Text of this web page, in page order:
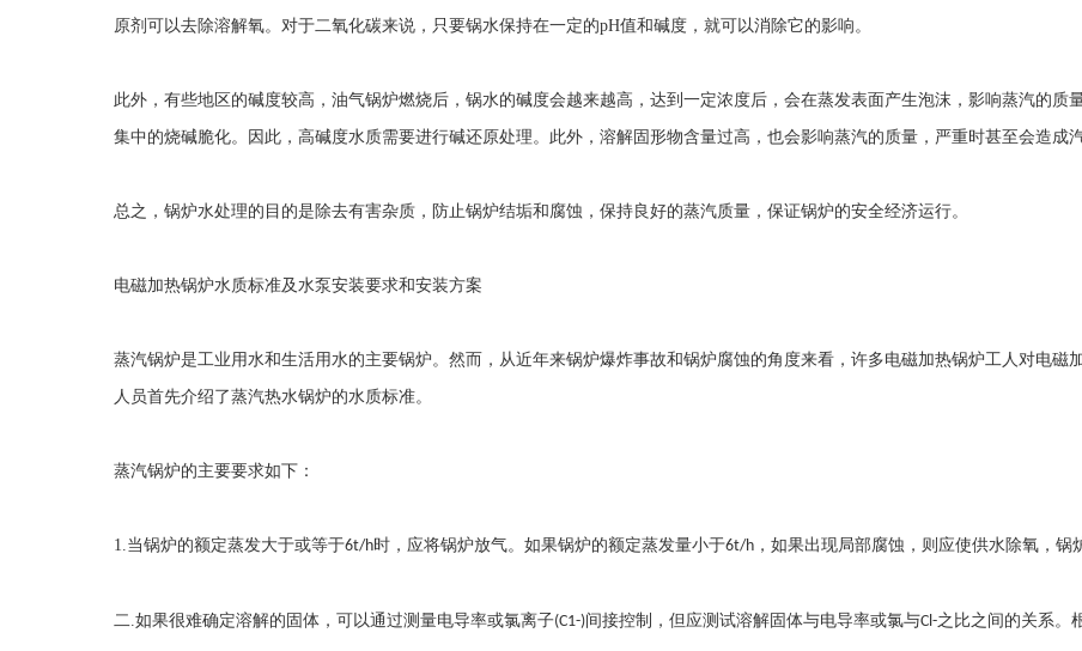
原剂可以去除溶解氧。对于二氧化碳来说，只要锅水保持在一定的pH值和碱度，就可以消除它的影响。
此外，有些地区的碱度较高，油气锅炉燃烧后，锅水的碱度会越来越高，达到一定浓度后，会在蒸发表面产生泡沫，影响蒸汽的质
集中的烧碱脆化。因此，高碱度水质需要进行碱还原处理。此外，溶解固形物含量过高，也会影响蒸汽的质量，严重时甚至会造成
总之，锅炉水处理的目的是除去有害杂质，防止锅炉结垢和腐蚀，保持良好的蒸汽质量，保证锅炉的安全经济运行。
电磁加热锅炉水质标准及水泵安装要求和安装方案
蒸汽锅炉是工业用水和生活用水的主要锅炉。然而，从近年来锅炉爆炸事故和锅炉腐蚀的角度来看，许多电磁加热锅炉工人对电磁
人员首先介绍了蒸汽热水锅炉的水质标准。
蒸汽锅炉的主要要求如下：
1.当锅炉的额定蒸发大于或等于6t/h时，应将锅炉放气。如果锅炉的额定蒸发量小于6t/h ，如果出现局部腐蚀，则应使供水除氧，
二.如果很难确定溶解的固体，可以通过测量电导率或氯离子(C1-)间接控制，但应测试溶解固体与电导率或氯与Cl-之比之间的关系。